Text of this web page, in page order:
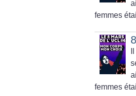
femmes
femmes